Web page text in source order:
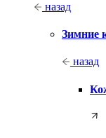
назад
Зимние
назад